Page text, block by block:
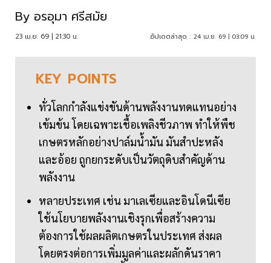
By อรอุมา ศรีสมัย
23 เม.ย. 69 | 21:30 น. อัปเดตล่าสุด : 24 เม.ย. 69 | 03:09 น.
KEY POINTS
ทั่วโลกกำลังแข่งขันด้านพลังงานทดแทนอย่าง
เข้มข้น โดยเฉพาะเชื้อเพลิงชีวภาพ ทำให้พืช
เกษตรหลักอย่างปาล์มน้ำมัน มันสำปะหลัง
และอ้อย ถูกยกระดับเป็นวัตถุดิบสำคัญด้าน
พลังงาน
หลายประเทศ เช่น มาเลเซียและอินโดนีเซีย
ใช้นโยบายพลังงานเชิงรุกเพื่อสร้างความ
ต้องการใช้ผลผลิตเกษตรในประเทศ ส่งผล
โดยตรงต่อการเพิ่มมูลค่าและผลักดันราคา